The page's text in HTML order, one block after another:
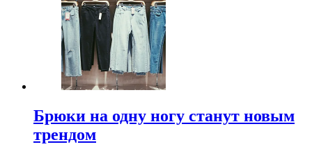
Брюки на одну ногу станут новым
трендом